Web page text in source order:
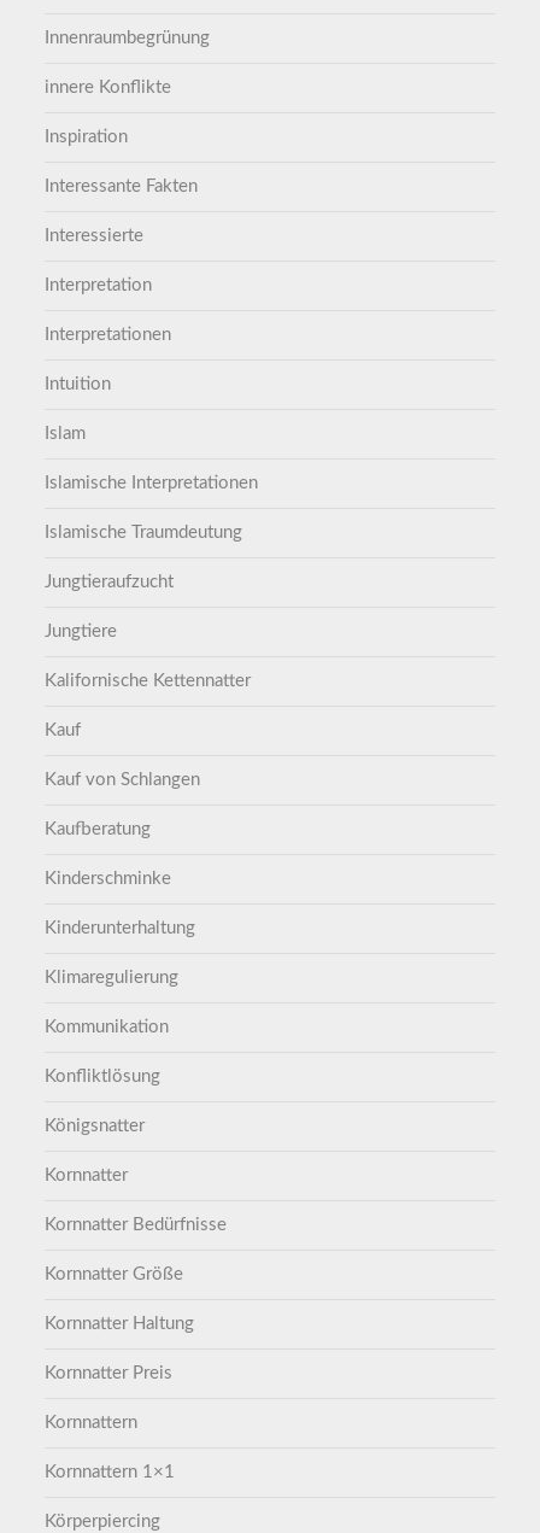
Innenraumbegrünung
innere Konflikte
Inspiration
Interessante Fakten
Interessierte
Interpretation
Interpretationen
Intuition
Islam
Islamische Interpretationen
Islamische Traumdeutung
Jungtieraufzucht
Jungtiere
Kalifornische Kettennatter
Kauf
Kauf von Schlangen
Kaufberatung
Kinderschminke
Kinderunterhaltung
Klimaregulierung
Kommunikation
Konfliktlösung
Königsnatter
Kornnatter
Kornnatter Bedürfnisse
Kornnatter Größe
Kornnatter Haltung
Kornnatter Preis
Kornnattern
Kornnattern 1×1
Körperpiercing